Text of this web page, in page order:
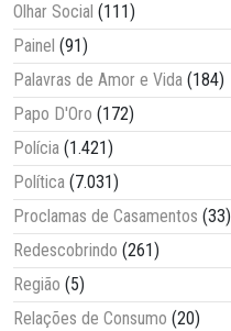
Olhar Social (111)
Painel (91)
Palavras de Amor e Vida (184)
Papo D'Oro (172)
Polícia (1.421)
Política (7.031)
Proclamas de Casamentos (33)
Redescobrindo (261)
Região (5)
Relações de Consumo (20)